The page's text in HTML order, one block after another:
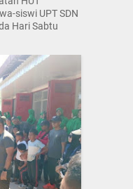
siswi UPT SDN
Hari Sabtu